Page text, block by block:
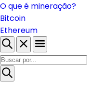
O que é mineração?
Bitcoin
Ethereum